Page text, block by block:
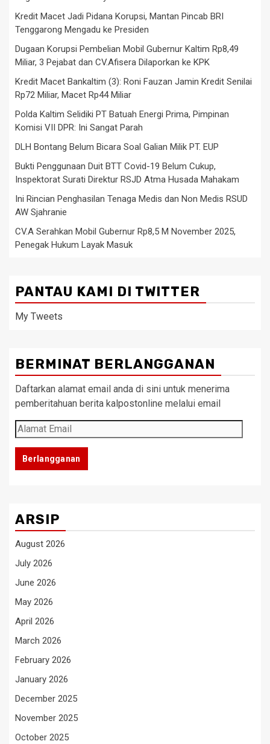
Kredit Macet Jadi Pidana Korupsi, Mantan Pincab BRI
Tenggarong Mengadu ke Presiden
Dugaan Korupsi Pembelian Mobil Gubernur Kaltim Rp8,49
Miliar, 3 Pejabat dan CV.Afisera Dilaporkan ke KPK
Kredit Macet Bankaltim (3): Roni Fauzan Jamin Kredit Senilai
Rp72 Miliar, Macet Rp44 Miliar
Polda Kaltim Selidiki PT Batuah Energi Prima, Pimpinan
Komisi VII DPR: Ini Sangat Parah
DLH Bontang Belum Bicara Soal Galian Milik PT. EUP
Bukti Penggunaan Duit BTT Covid-19 Belum Cukup,
Inspektorat Surati Direktur RSJD Atma Husada Mahakam
Ini Rincian Penghasilan Tenaga Medis dan Non Medis RSUD
AW Sjahranie
CV.A Serahkan Mobil Gubernur Rp8,5 M November 2025,
Penegak Hukum Layak Masuk
PANTAU KAMI DI TWITTER
My Tweets
BERMINAT BERLANGGANAN
Daftarkan alamat email anda di sini untuk menerima
pemberitahuan berita kalpostonline melalui email
Alamat
Email
Berlangganan
ARSIP
August 2026
July 2026
June 2026
May 2026
April 2026
March 2026
February 2026
January 2026
December 2025
November 2025
October 2025